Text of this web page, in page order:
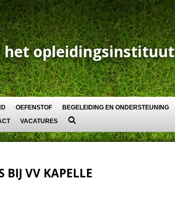
het opleidingsinstituut
OEFENSTOF
BEGELEIDING EN ONDERSTEUNING
VACATURES
BIJ VV KAPELLE